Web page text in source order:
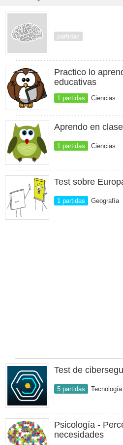
partidas
Practico lo
educativas
1 partidas Ciencias
Aprendo en clase
1 partidas Ciencias
Test sobre
1 partidas Geografía
Test de
5 partidas Tecnología
Psicología -
necesidades